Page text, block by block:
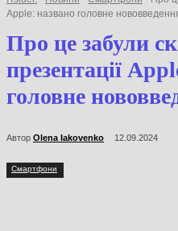
Apple: названо головне
Про це забули
презентації
головне
Автор Olena Iakovenko 12.09.2024
Смартфони